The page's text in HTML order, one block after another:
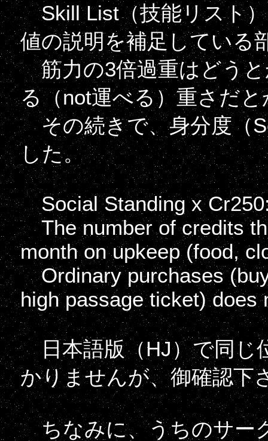
Skill List（技能リスト）
値の説明を補足している
筋力の3倍過重はどうと
る（not運べる）重さだと
その続きで、身分度（
した。
Social Standing x
The number of credits
month on upkeep (food,
Ordinary purchases
high passage ticket)
日本語版（HJ）で同じ
かりませんが、御確認下
ちなみに、うちのサー